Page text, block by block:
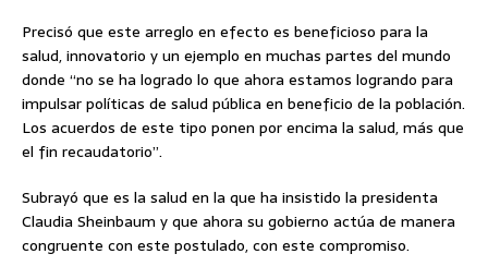
Precisó que este arreglo en efecto es beneficioso para la
salud, innovatorio y un ejemplo en muchas partes del mundo
donde “no se ha logrado lo que ahora estamos logrando para
impulsar políticas de salud pública en beneficio de la población.
Los acuerdos de este tipo ponen por encima la salud, más que
el fin recaudatorio”.
Subrayó que es la salud en la que ha insistido la presidenta
Claudia Sheinbaum y que ahora su gobierno actúa de manera
congruente con este postulado, con este compromiso.